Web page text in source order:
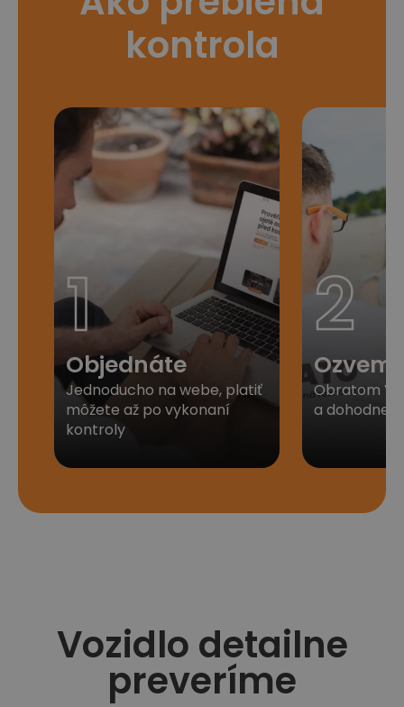
kontrola
1
Objednáte
Jednoducho na webe, platiť
môžete až po vykonaní
kontroly
2
Obratom
a
Vozidlo detailne
preveríme